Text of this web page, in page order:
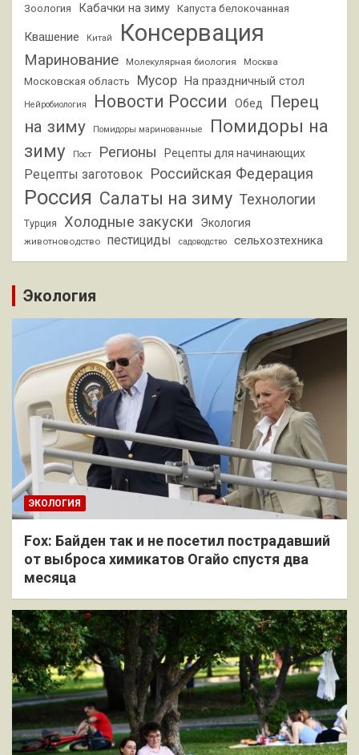
Зоология Кабачки на зиму Капуста белокочанная
Квашение Китай Консервация
Маринование Молекулярная биология Москва
Московская область Мусор На праздничный стол
Нейробиология Новости России Обед
Перец
на зиму
Помидоры маринованные
Помидоры на
зиму
Пост Регионы Рецепты для начинающих
Рецепты заготовок Российская Федерация
Россия Салаты на зиму Технологии
Турция Холодные закуски Экология
животноводство пестициды садоводство сельхозтехника
Экология
ЭКОЛОГИЯ
Fox: Байден так и не посетил пострадавший
от выброса химикатов Огайо спустя два
месяца